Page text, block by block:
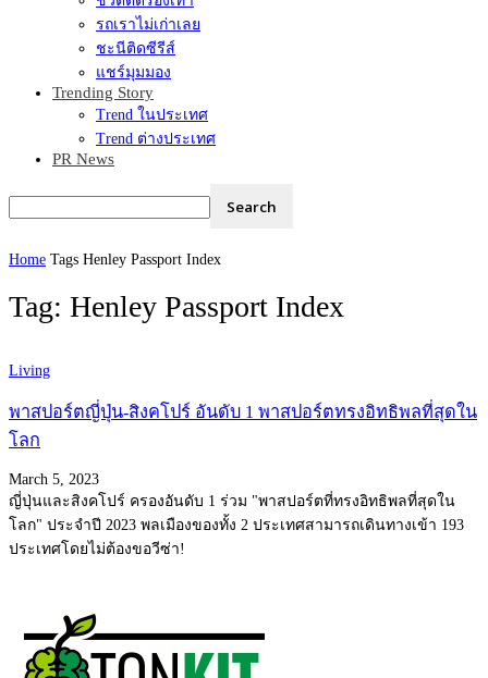
รถเราไม่เก่าเลย
ชะนีติดซีรีส์
แชร์มุมมอง
Trending Story
Trend ในประเทศ
Trend ต่างประเทศ
PR News
Home Tags Henley Passport Index
Tag: Henley Passport Index
Living
พาสปอร์ตญี่ปุ่น-สิงคโปร์ อันดับ 1 พาสปอร์ตทรงอิทธิพลที่สุดใน
โลก
March 5, 2023
ญี่ปุ่นและสิงคโปร์ ครองอันดับ 1 ร่วม "พาสปอร์ตที่ทรงอิทธิพลที่สุดใน
โลก" ประจำปี 2023 พลเมืองของทั้ง 2 ประเทศสามารถเดินทางเข้า 193
ประเทศโดยไม่ต้องขอวีซ่า!